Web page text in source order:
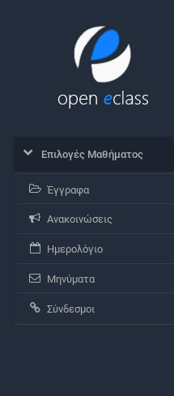
Επιλογές Μαθήματος
Έγγραφα
Ανακοινώσεις
Ημερολόγιο
Μηνύματα
Σύνδεσμοι